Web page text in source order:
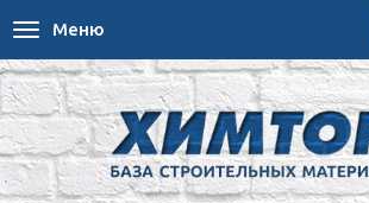
Toggle
navigation
Меню